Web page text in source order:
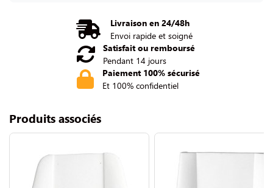
Livraison en 24/48h
Envoi rapide et soigné
Satisfait ou remboursé
Pendant 14 jours
Paiement 100% sécurisé
Et 100% confidentiel
Produits associés